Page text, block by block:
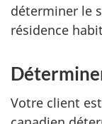
déterminer le
résidence
Votre client